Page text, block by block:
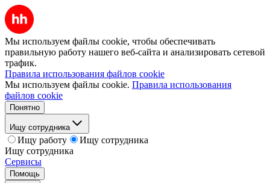
Мы используем файлы cookie, чтобы обеспечивать
правильную работу нашего веб-сайта и анализировать сетевой
трафик.
Правила использования файлов cookie
Мы используем файлы cookie. Правила использования
файлов cookie
Понятно
Ищу сотрудника
Ищу работу
Ищу сотрудника
Ищу сотрудника
Сервисы
Помощь